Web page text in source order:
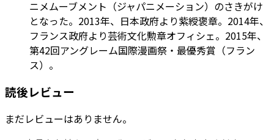
ニメムーブメント（ジャパニメーション）のさきがけ
となった。2013年、日本政府より紫綬褒章。2014年、
フランス政府より芸術文化勲章オフィシェ。2015年、
第42回アングレーム国際漫画祭・最優秀賞（フラン
ス）。
読後レビュー
まだレビューはありません。